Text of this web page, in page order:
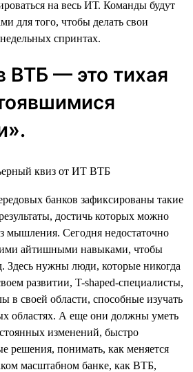
на весь ИТ. Команды будут
для того, чтобы делать свои
спринтах.
ВТБ — это тихая
банков зафиксированы такие
достичь которых можно
мышления. Сегодня недостаточно
айтишными навыками, чтобы
Здесь нужны люди, которые никогда
развитии, T-shaped-специалисты,
в своей области, способные изучать
областях. А еще они должны уметь
изменений, быстро
решения, понимать, как меняется
масштабном банке, как ВТБ,